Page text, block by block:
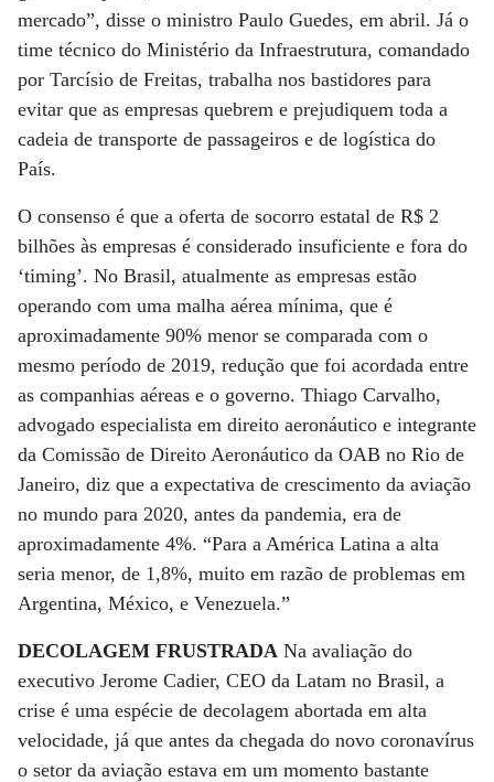
mercado”, disse o ministro Paulo Guedes, em abril. Já o
time técnico do Ministério da Infraestrutura, comandado
por Tarcísio de Freitas, trabalha nos bastidores para
evitar que as empresas quebrem e prejudiquem toda a
cadeia de transporte de passageiros e de logística do
País.
O consenso é que a oferta de socorro estatal de R$ 2
bilhões às empresas é considerado insuficiente e fora do
‘timing’. No Brasil, atualmente as empresas estão
operando com uma malha aérea mínima, que é
aproximadamente 90% menor se comparada com o
mesmo período de 2019, redução que foi acordada entre
as companhias aéreas e o governo. Thiago Carvalho,
advogado especialista em direito aeronáutico e integrante
da Comissão de Direito Aeronáutico da OAB no Rio de
Janeiro, diz que a expectativa de crescimento da aviação
no mundo para 2020, antes da pandemia, era de
aproximadamente 4%. “Para a América Latina a alta
seria menor, de 1,8%, muito em razão de problemas em
Argentina, México, e Venezuela.”
DECOLAGEM FRUSTRADA Na avaliação do
executivo Jerome Cadier, CEO da Latam no Brasil, a
crise é uma espécie de decolagem abortada em alta
velocidade, já que antes da chegada do novo coronavírus
o setor da aviação estava em um momento bastante